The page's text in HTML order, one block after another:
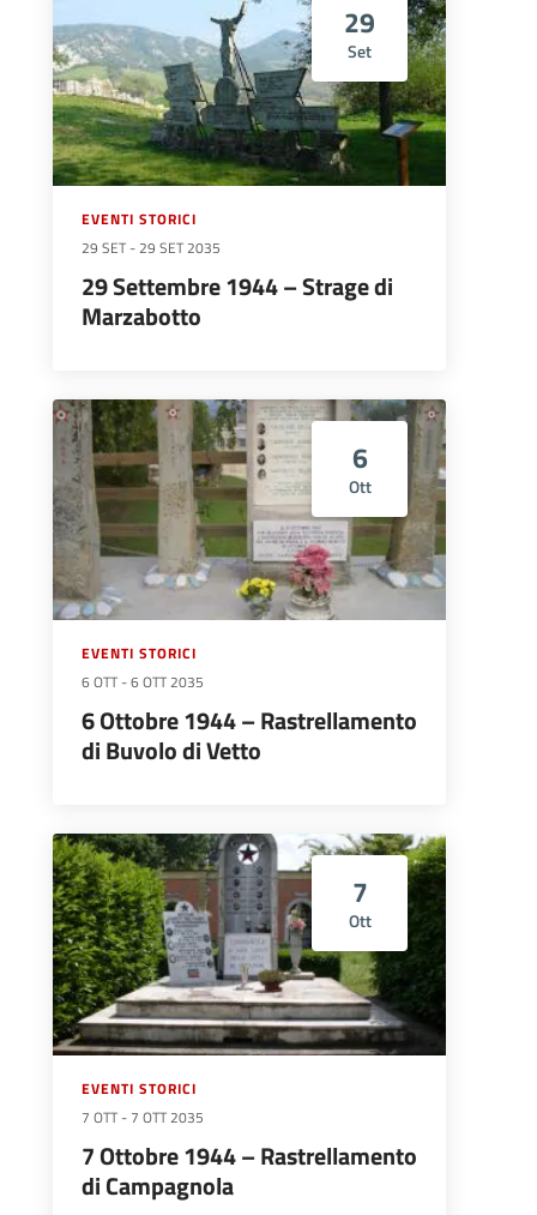
29
Set
EVENTI STORICI
29 SET -29 SET 2035
29 Settembre 1944 – Strage di
Marzabotto
6
Ott
EVENTI STORICI
6 OTT -6 OTT 2035
6 Ottobre 1944 – Rastrellamento
di Buvolo di Vetto
7
Ott
EVENTI STORICI
7 OTT - 7 OTT 2035
7 Ottobre 1944 – Rastrellamento
di Campagnola